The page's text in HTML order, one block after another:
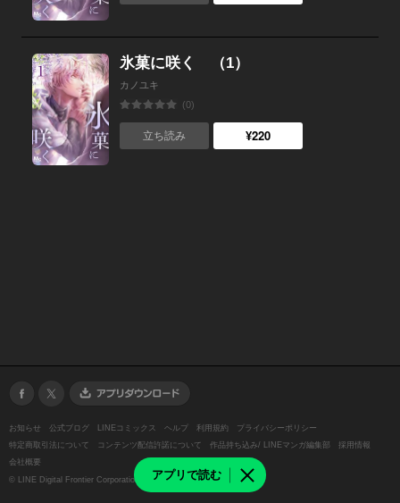
アプリで読む
氷菓に咲く （1）
カノユキ
(0)
立ち読み ¥220
お知らせ 公式ブログ LINEコミックス ヘルプ 利用規約
プライバシーポリシー
特定商取引法について
コンテンツ配信許諾について 作品持ち込み/ LINEマンガ編集部
採用情報
会社概要
© LINE Digital Frontier Corporation